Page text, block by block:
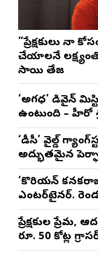
”ప్రేక్షకులు నా
చేయాలనే
సాయి తేజ
‘అగధ’ డివైన్
ఉంటుంది – హీరో
‘డీసీ’ వైల్డ్
అద్భుతమైన
మాథేశ్వరన్
‘కొరియన్
ఎంటర్‌టైనర్.
చాలా
ప్రేక్షకుల ప్రేమ,
రూ. 50 కోట్ల
ప్రొడ్యూసర్